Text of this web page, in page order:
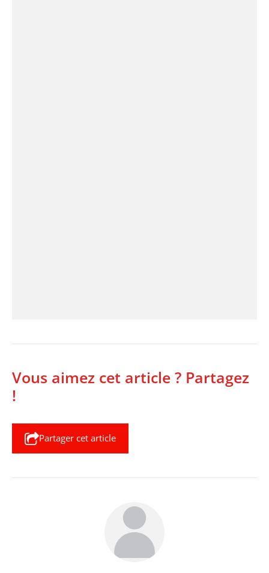
Vous aimez cet article ? Partagez
!
Partager cet article